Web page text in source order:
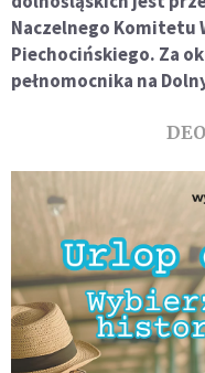
Naczelnego Komitetu
Piechocińskiego. Za
pełnomocnika na